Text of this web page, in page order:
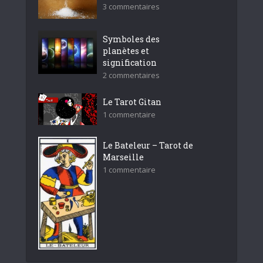
3 commentaires
Symboles des
planètes et
signification
2 commentaires
Le Tarot Gitan
1 commentaire
Le Bateleur – Tarot de
Marseille
1 commentaire